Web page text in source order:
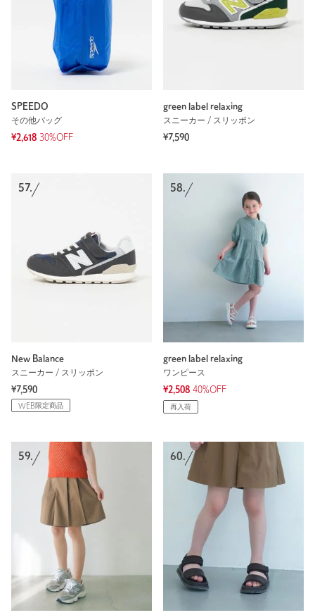
SPEEDO
その他バッグ
¥2,618 30%OFF
green label relaxing
スニーカー / スリッポン
¥7,590
57.
New Balance
スニーカー / スリッポン
¥7,590
WEB限定商品
58.
green label relaxing
ワンピース
¥2,508 40%OFF
再入荷
59. 60.